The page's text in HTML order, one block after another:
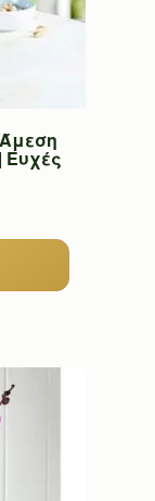
Ευχές